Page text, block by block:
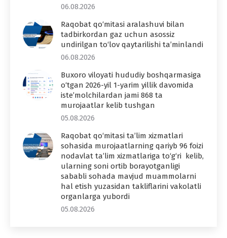
06.08.2026
Raqobat qo‘mitasi aralashuvi bilan
tadbirkordan gaz uchun asossiz
undirilgan to‘lov qaytarilishi ta’minlandi
06.08.2026
Buxoro viloyati hududiy boshqarmasiga
o‘tgan 2026-yil 1-yarim yillik davomida
iste’molchilardan jami 868 ta
murojaatlar kelib tushgan
05.08.2026
Raqobat qo‘mitasi ta’lim xizmatlari
sohasida murojaatlarning qariyb 96 foizi
nodavlat ta’lim xizmatlariga to‘g‘ri kelib,
ularning soni ortib borayotganligi
sababli sohada mavjud muammolarni
hal etish yuzasidan takliflarini vakolatli
organlarga yubordi
05.08.2026